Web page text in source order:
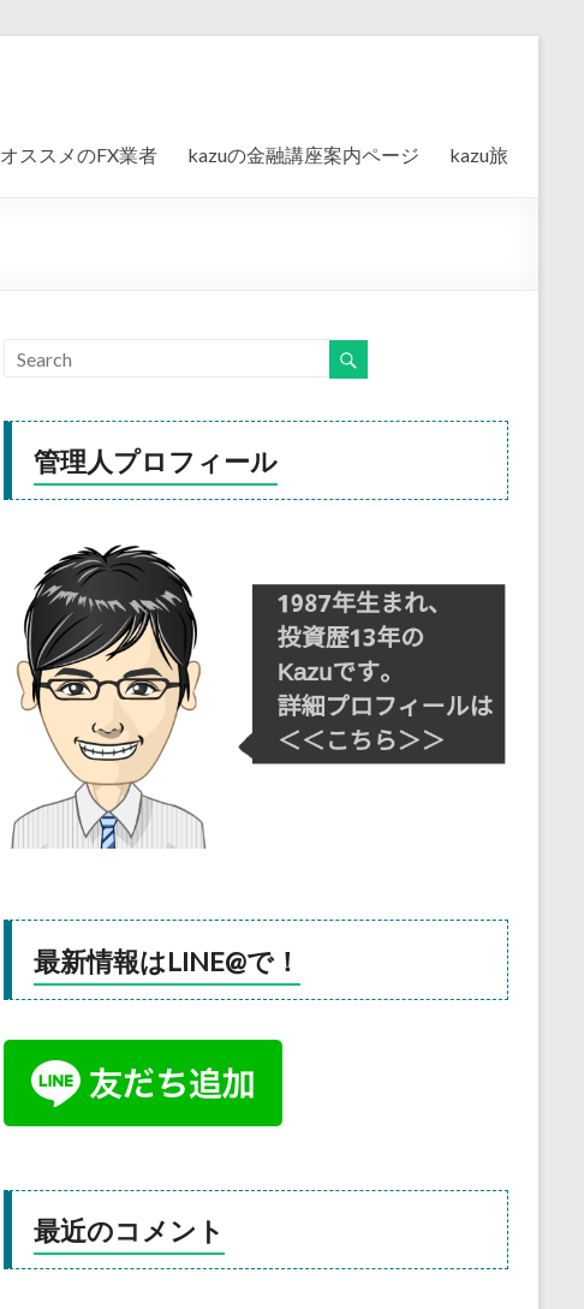
オススメのFX業者 kazuの金融講座案内ページ kazu旅
管理人プロフィール
最新情報はLINE@で！
最近のコメント